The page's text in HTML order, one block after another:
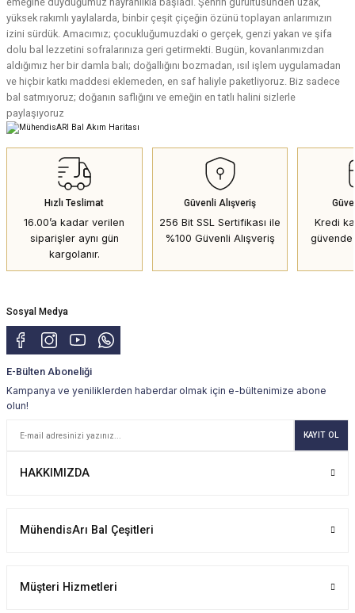
yüksek rakımlı yaylalarda, binbir çeşit çiçeğin özünü toplayan arılarımızın
izini sürdük. Amacımız; çocukluğumuzdaki o gerçek, genzi yakan ve şifa
dolu bal lezzetini sofralarınıza geri getirmekti. Bugün, kovanlarımızdan
aldığımız her bir damla balı; doğallığını bozmadan, ısıl işlem uygulamadan
ve hiçbir katkı maddesi eklemeden, en saf haliyle paketliyoruz. Biz sadece
bal satmıyoruz; doğanın saflığını ve emeğin en tatlı halini sizlerle
paylaşıyoruz
Hızlı Teslimat
16.00’a kadar verilen
siparişler aynı gün
kargolanır.
Güvenli Alışveriş
256 Bit SSL Sertifikası ile
%100 Güvenli Alışveriş
Kredi
güvende
Sosyal Medya
E-Bülten Aboneliği
Kampanya ve yeniliklerden haberdar olmak için e-bültenimize abone
olun!
KAYIT OL
HAKKIMIZDA
MühendisArı Bal Çeşitleri
Müşteri Hizmetleri